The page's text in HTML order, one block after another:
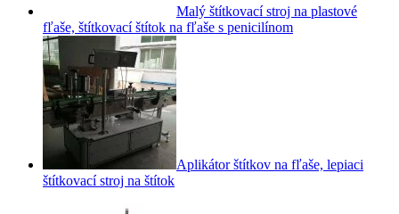
Malý štítkovací stroj na plastové
fľaše, štítkovací štítok na fľaše s penicilínom
Aplikátor štítkov na fľaše, lepiaci
štítkovací stroj na štítok